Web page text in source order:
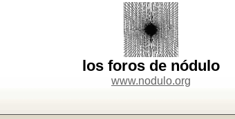
los foros de nódulo
www.nodulo.org